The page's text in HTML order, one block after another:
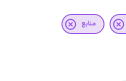
منابع